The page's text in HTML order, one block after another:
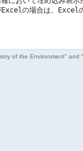
Excelの場合は、Excel
of the Environment"